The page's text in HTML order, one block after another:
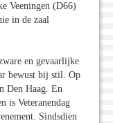
Veeningen (D66)
in de zaal
en gevaarlijke
bewust bij stil. Op
Den Haag. En
is Veteranendag
Sindsdien